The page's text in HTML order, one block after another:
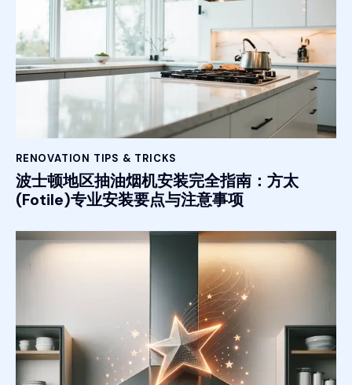
RENOVATION TIPS & TRICKS
波士顿地区抽油烟机安装完全指南：方太
(Fotile)专业安装要点与注意事项